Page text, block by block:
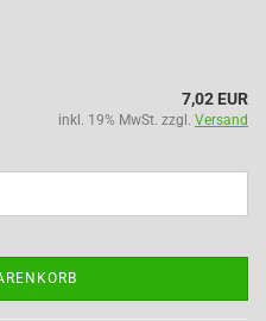
7,02 EUR
inkl. 19% MwSt. zzgl. Versand